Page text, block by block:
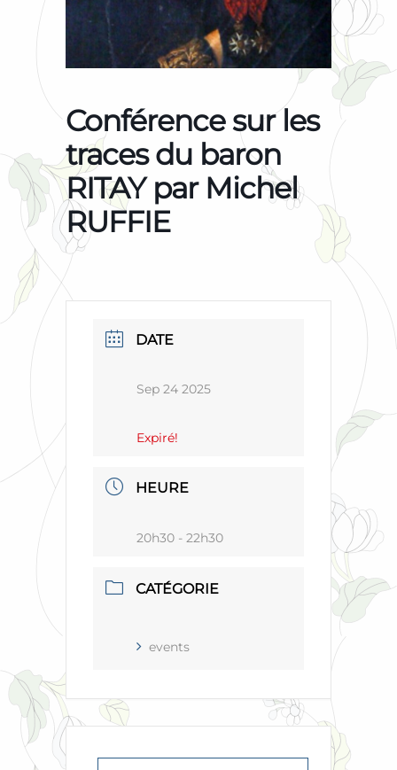
Conférence sur les
traces du baron
RITAY par Michel
RUFFIE
DATE
Sep 24 2025
Expiré!
HEURE
20h30 - 22h30
CATÉGORIE
events